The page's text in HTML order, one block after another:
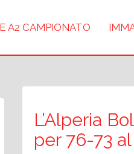
A2 CAMPIONATO
L’Alperia
per 76-73